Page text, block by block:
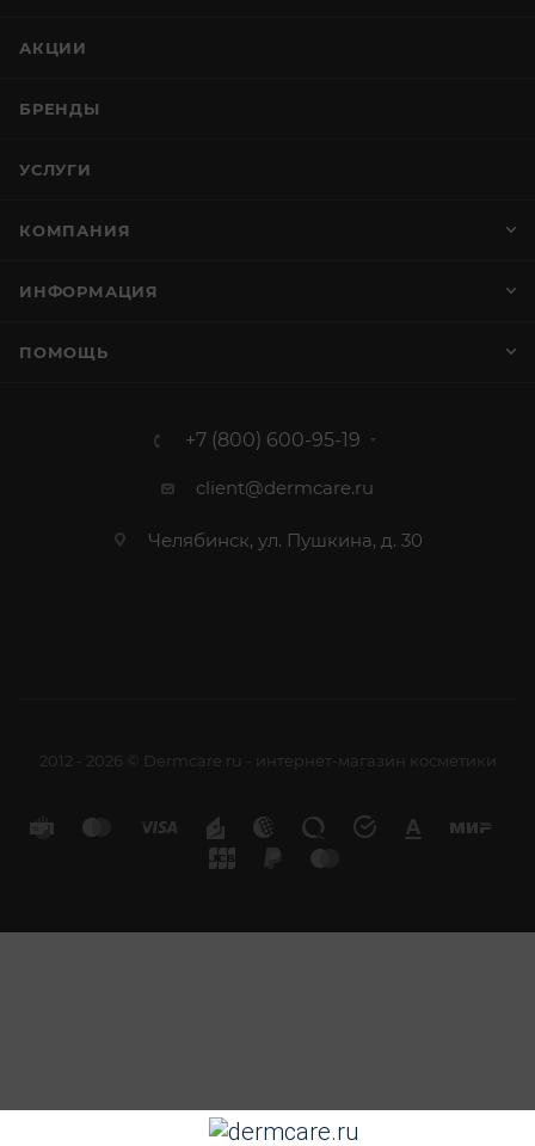
АКЦИИ
БРЕНДЫ
УСЛУГИ
КОМПАНИЯ
ИНФОРМАЦИЯ
ПОМОЩЬ
+7 (800) 600-95-19
client@dermcare.ru
Челябинск, ул. Пушкина, д. 30
2012 - 2026 © Dermcare.ru - интернет-магазин косметики